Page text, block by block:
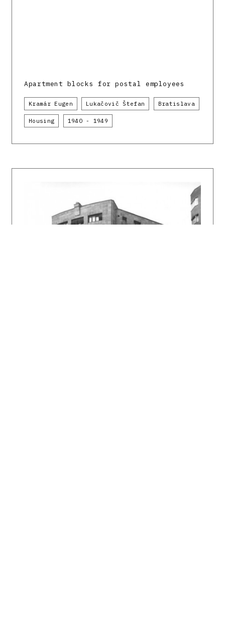
Apartment blocks for postal employees
Kramár Eugen Lukačovič Štefan Bratislava
Housing 1940 - 1949